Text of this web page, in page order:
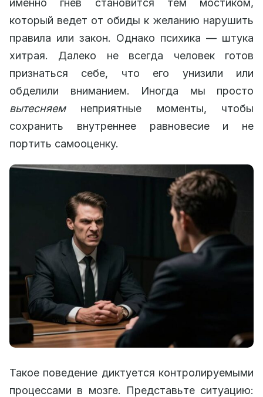
именно гнев становится тем мостиком,
который ведет от обиды к желанию нарушить
правила или закон. Однако психика — штука
хитрая. Далеко не всегда человек готов
признаться себе, что его унизили или
обделили вниманием. Иногда мы просто
вытесняемнеприятные моменты, чтобы
сохранить внутреннее равновесие и не
портить самооценку.
Такое поведение диктуется контролируемыми
процессами в мозге. Представьте ситуацию: